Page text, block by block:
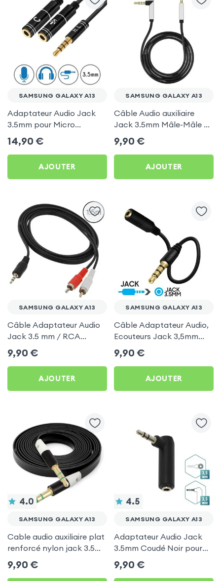
SAMSUNG GALAXY A13
Adaptateur Audio Jack
3.5mm pour Micro
Casque, 30cm pour
Samsung Galaxy A13
14,90 €
AJOUTER
SAMSUNG GALAXY A13
Câble Audio auxiliaire
Jack 3.5mm Mâle-Mâle +
Embout coudé, 1 mètre de
longueur Noir pour
Samsung Galaxy A13
9,90 €
AJOUTER
SAMSUNG GALAXY A13
Câble Adaptateur Audio
Jack 3.5 mm / RCA
Stéréo Mâle, 2.5 m pour
Samsung Galaxy A13
9,90 €
AJOUTER
SAMSUNG GALAXY A13
Câble Adaptateur Audio,
Ecouteurs Jack 3,5mm
pour Samsung Galaxy A13
9,90 €
AJOUTER
4.0
SAMSUNG GALAXY A13
Cable audio auxiliaire plat
renforcé nylon jack 3.5
Mâle / 3.5 Mâle 1m - Noir
pour Samsung Galaxy A13
9,90 €
4.5
SAMSUNG GALAXY A13
Adaptateur Audio Jack
3.5mm Coudé Noir pour
Samsung Galaxy A13
9,90 €